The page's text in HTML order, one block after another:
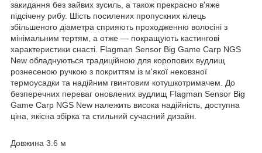
закидання без зайвих зусиль, а також прекрасно в'яже
підсічену рибу. Шість посилених пропускних кілець
збільшеного діаметра сприяють проходженню волосіні з
мінімальним тертям, а отже — покращують кастингові
характеристики снасті. Flagman Sensor Big Game Carp NGS
New обладнуються традиційною для коропових вудлищ
рознесеною ручкою з покриттям із м'якої нековзної
термоусадки та надійним гвинтовим котушкотримачем. До
безперечних переваг оновлених вудлищ Flagman Sensor Big
Game Carp NGS New належить висока надійність, доступна
ціна, якісна збірка та стильний сучасний дизайн.
Довжина 3.6 м